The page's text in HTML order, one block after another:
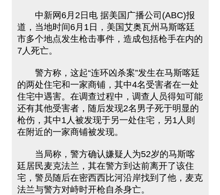
中新网6月2日电 据美国广播公司(ABC)报
道，当地时间6月1日，美国艾奥瓦州马斯喀廷
市多个地点发生枪击事件，造成包括枪手在内的
7人死亡。
警方称，这起“连环凶杀案”发生在马斯喀廷
的两处住宅和一家商铺，其中4名受害者在一处
住宅中遇害。在调查过程中，调查人员得知可能
还有其他受害者，随后发现2名男子死于明显的
枪伤，其中1人被发现于另一处住宅，另1人则
在附近的一家商铺被发现。
当局称，警方确认嫌疑人为52岁的马斯喀
廷居民麦克法兰，其在警方到达前离开了该住
宅，警员随后在密西西比河沿岸找到了他，麦克
法兰与警方对峙时开枪自杀身亡。